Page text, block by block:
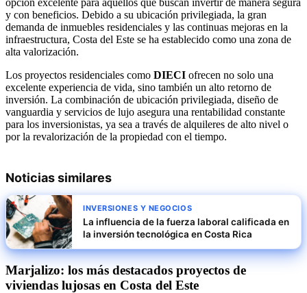
y con beneficios. Debido a su ubicación privilegiada, la gran
demanda de inmuebles residenciales y las continuas mejoras en la
infraestructura, Costa del Este se ha establecido como una zona de
alta valorización.
Los proyectos residenciales como DIECI ofrecen no solo una
excelente experiencia de vida, sino también un alto retorno de
inversión. La combinación de ubicación privilegiada, diseño de
vanguardia y servicios de lujo asegura una rentabilidad constante
para los inversionistas, ya sea a través de alquileres de alto nivel o
por la revalorización de la propiedad con el tiempo.
Noticias similares
INVERSIONES Y NEGOCIOS
La influencia de la fuerza laboral calificada en
la inversión tecnológica en Costa Rica
Marjalizo: los más destacados proyectos de
viviendas lujosas en Costa del Este